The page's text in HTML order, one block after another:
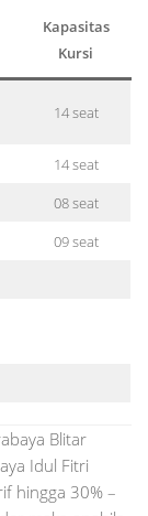
Kapasitas
Kursi
14 seat
14 seat
08 seat
09 seat
Blitar
Idul Fitri
hingga 30% –